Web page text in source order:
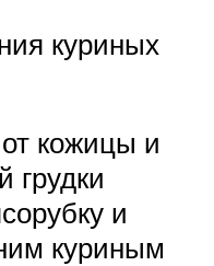
куриных
кожицы и
грудки
и
куриным